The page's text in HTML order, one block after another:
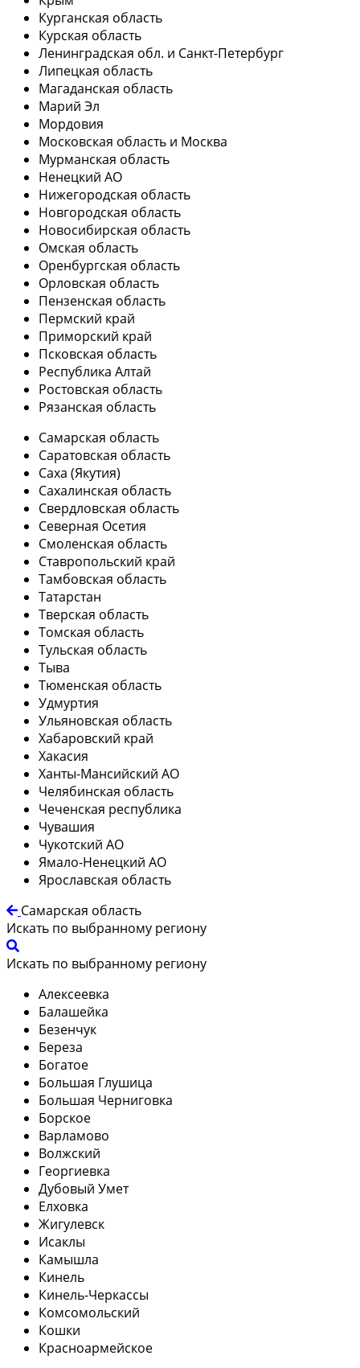
Курганская область
Курская область
Ленинградская обл. и Санкт-Петербург
Липецкая область
Магаданская область
Марий Эл
Мордовия
Московская область и Москва
Мурманская область
Ненецкий АО
Нижегородская область
Новгородская область
Новосибирская область
Омская область
Оренбургская область
Орловская область
Пензенская область
Пермский край
Приморский край
Псковская область
Республика Алтай
Ростовская область
Рязанская область
Самарская область
Саратовская область
Саха (Якутия)
Сахалинская область
Свердловская область
Северная Осетия
Смоленская область
Ставропольский край
Тамбовская область
Татарстан
Тверская область
Томская область
Тульская область
Тыва
Тюменская область
Удмуртия
Ульяновская область
Хабаровский край
Хакасия
Ханты-Мансийский АО
Челябинская область
Чеченская республика
Чувашия
Чукотский АО
Ямало-Ненецкий АО
Ярославская область
Самарская область
Искать по выбранному региону
Искать по выбранному региону
Алексеевка
Балашейка
Безенчук
Береза
Богатое
Большая Глушица
Большая Черниговка
Борское
Варламово
Волжский
Георгиевка
Дубовый Умет
Елховка
Жигулевск
Исаклы
Камышла
Кинель
Кинель-Черкассы
Комсомольский
Кошки
Красноармейское